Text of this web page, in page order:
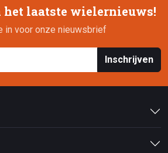
laatste wielernieuws!
in voor onze nieuwsbrief
Inschrijven